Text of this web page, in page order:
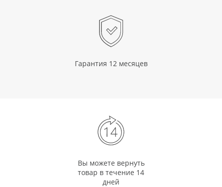
Гарантия 12 месяцев
Вы можете вернуть
товар в течение 14
дней